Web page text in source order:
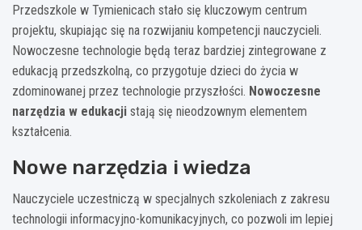
Przedszkole w Tymienicach stało się kluczowym centrum
projektu, skupiając się na rozwijaniu kompetencji nauczycieli.
Nowoczesne technologie będą teraz bardziej zintegrowane z
edukacją przedszkolną, co przygotuje dzieci do życia w
zdominowanej przez technologie przyszłości. Nowoczesne
narzędzia w edukacji stają się nieodzownym elementem
kształcenia.
Nowe narzędzia i wiedza
Nauczyciele uczestniczą w specjalnych szkoleniach z zakresu
technologii informacyjno-komunikacyjnych, co pozwoli im lepiej